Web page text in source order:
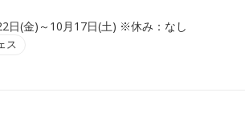
日(金)～10月17日(土) ※休み：なし
ス